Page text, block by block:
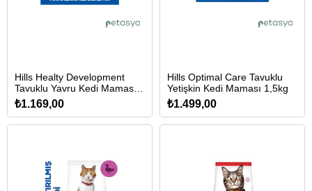
Hills Healty Development
Tavuklu Yavru Kedi Maması
1kg + 500gr HEDİYE!
₺1.169,00
Hills Optimal Care Tavuklu
Yetişkin Kedi Maması 1,5kg
₺1.499,00